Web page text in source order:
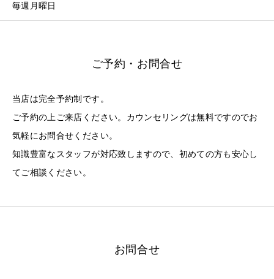
毎週月曜日
ご予約・お問合せ
当店は完全予約制です。
ご予約の上ご来店ください。カウンセリングは無料ですのでお
気軽にお問合せください。
知識豊富なスタッフが対応致しますので、初めての方も安心し
てご相談ください。
お問合せ